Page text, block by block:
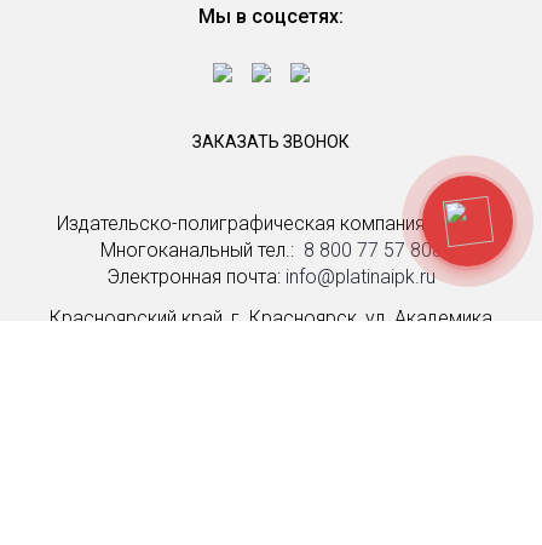
Издательско-полиграфическая компания Platina
Многоканальный тел.: ­ 8 800 77 57 808
Электронная почта: info@platinaipk.ru
Красноярский край, г. Красноярск, ул. Академика
Мы в соцсетях:
ЗАКАЗАТЬ ЗВОНОК